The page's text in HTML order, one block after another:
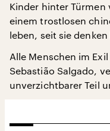
Kinder hinter
einem trostlosen
leben, seit sie
Alle Menschen im
Sebastião Salgado,
unverzichtbarer Teil